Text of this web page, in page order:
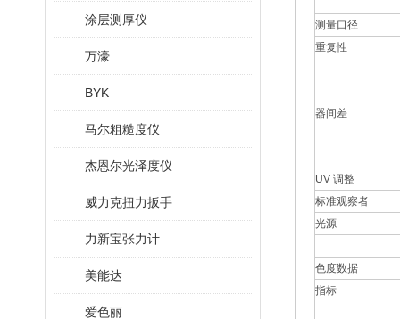
涂层测厚仪
万濠
BYK
马尔粗糙度仪
杰恩尔光泽度仪
威力克扭力扳手
力新宝张力计
美能达
爱色丽
测量口径
重复性
器间差
UV 调整
标准观察者
光源
色度数据
指标